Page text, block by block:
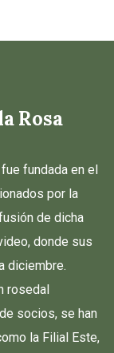
Rosa
fundada en el
por la
de dicha
donde sus
diciembre.
rosedal
socios, se han
la Filial Este,